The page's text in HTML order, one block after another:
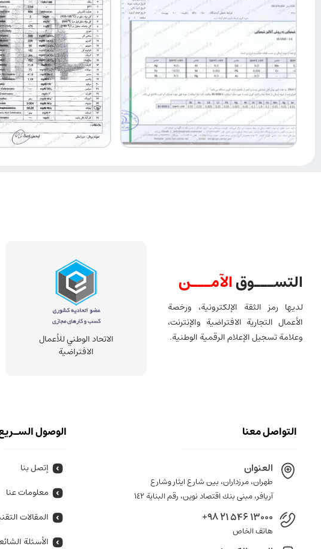
التســـوقالآمـــن
لديها رمز الثقة الإلكترونية، ورخصة
الأعمال التجارية الافتراضية والإنترنت،
وعلامة تسجيل الإعلام الرقمية الوطنية.
الاتحاد الوطني للأعمال
الافتراضية
التواصل معنا
العنوان
طهران، مرزداران، بين شارع ايثار وشارع
آريافر، مبنى بنك اقتصاد نوين، رقم البناية ١٤٢
+98 21 546 13000
هاتف الخاص
الوصول
إتصل بنا
معلومات عنا
المقالات
الأسئلة